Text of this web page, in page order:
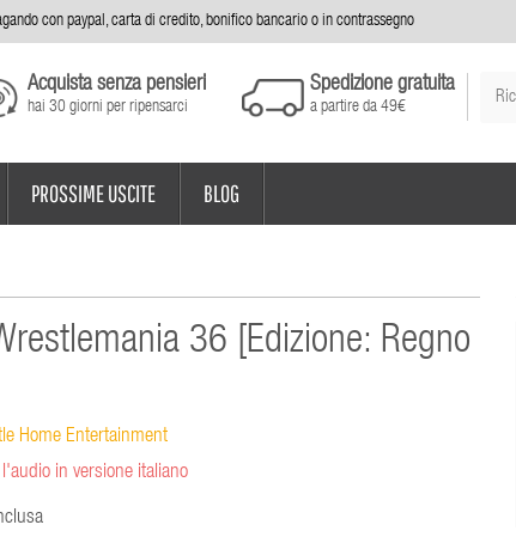
con paypal, carta di credito, bonifico bancario o in contrassegno
Acquista senza pensieri
hai 30 giorni per ripensarci
Spedizione gratuita
a partire da 49€
PROSSIME USCITE BLOG
36 [Edizione: Regno
Home Entertainment
in versione italiano